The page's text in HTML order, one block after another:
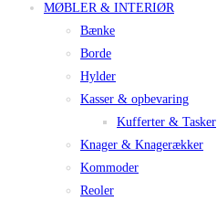
MØBLER & INTERIØR
Bænke
Borde
Hylder
Kasser & opbevaring
Kufferter & Tasker
Knager & Knagerækker
Kommoder
Reoler